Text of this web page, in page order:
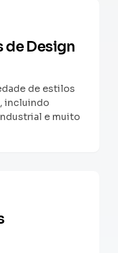
de Design
de estilos
incluindo
e muito